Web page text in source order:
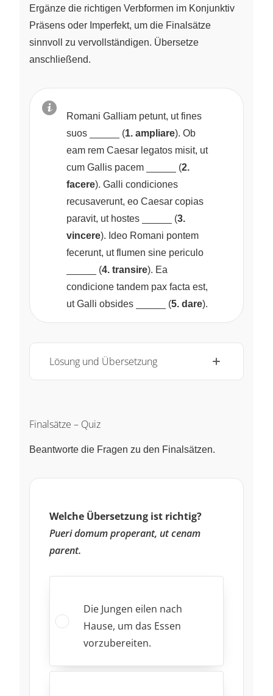
Ergänze die richtigen Verbformen im Konjunktiv
Präsens oder Imperfekt, um die Finalsätze
sinnvoll zu vervollständigen. Übersetze
anschließend.
Romani Galliam petunt, ut fines
suos
\underline{~\qquad~}
(1. ampliare). Ob
eam rem Caesar legatos misit, ut
cum Gallis pacem
\underline{~\qquad~}
(2.
facere). Galli condiciones
recusaverunt, eo Caesar copias
paravit, ut hostes
\underline{~\qquad~}
(3.
vincere). Ideo Romani pontem
fecerunt, ut flumen sine periculo
(4. transire). Ea
condicione tandem pax facta est,
ut Galli obsides
\underline{~\qquad~}
(5. dare).
Lösung und Übersetzung
Finalsätze – Quiz
Beantworte die Fragen zu den Finalsätzen.
Welche Übersetzung ist richtig?
Pueri domum properant, ut cenam
parent.
Die Jungen eilen nach
Hause, um das Essen
vorzubereiten.